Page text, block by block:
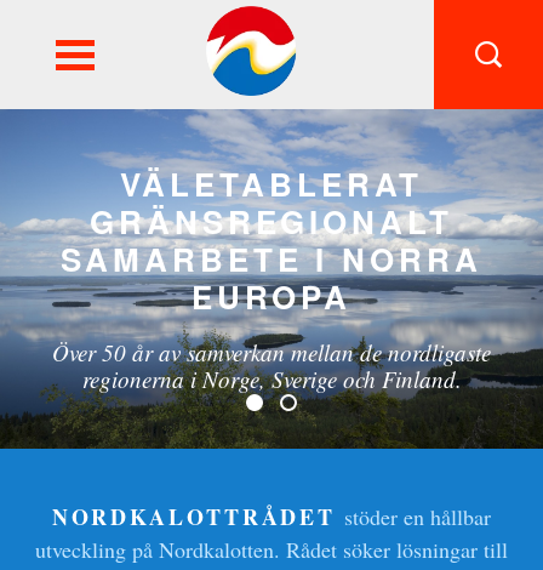
SWE
VÄLETABLERAT
GRÄNSREGIONALT
SAMARBETE I NORRA
EUROPA
Över 50 år av samverkan mellan de nordligaste
regionerna i Norge, Sverige och Finland.
NORDKALOTTRÅDET stöder en hållbar
utveckling på Nordkalotten. Rådet söker lösningar till